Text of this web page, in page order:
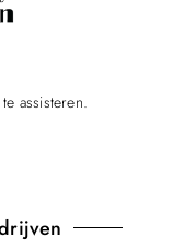
assisteren.